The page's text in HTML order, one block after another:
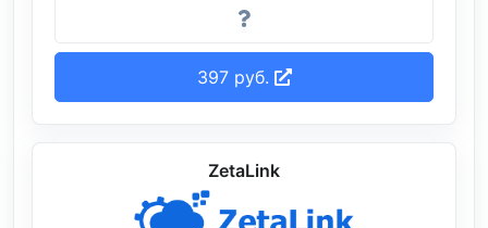
397 руб.
ZetaLink